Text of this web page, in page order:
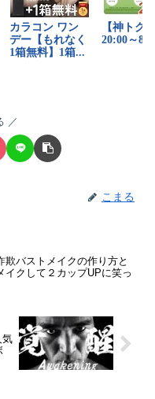
こまる
欺バストメイクの作り方と
イクして２カップUPに笑っ
気